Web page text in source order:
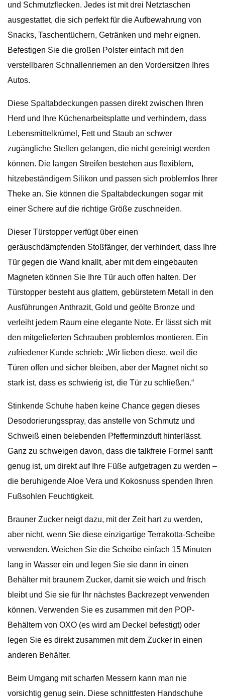
und Schmutzflecken. Jedes ist mit drei Netztaschen
ausgestattet, die sich perfekt für die Aufbewahrung von
Snacks, Taschentüchern, Getränken und mehr eignen.
Befestigen Sie die großen Polster einfach mit den
verstellbaren Schnallenriemen an den Vordersitzen Ihres
Autos.
Diese Spaltabdeckungen passen direkt zwischen Ihren
Herd und Ihre Küchenarbeitsplatte und verhindern, dass
Lebensmittelkrümel, Fett und Staub an schwer
zugängliche Stellen gelangen, die nicht gereinigt werden
können. Die langen Streifen bestehen aus flexiblem,
hitzebeständigem Silikon und passen sich problemlos Ihrer
Theke an. Sie können die Spaltabdeckungen sogar mit
einer Schere auf die richtige Größe zuschneiden.
Dieser Türstopper verfügt über einen
geräuschdämpfenden Stoßfänger, der verhindert, dass Ihre
Tür gegen die Wand knallt, aber mit dem eingebauten
Magneten können Sie Ihre Tür auch offen halten. Der
Türstopper besteht aus glattem, gebürstetem Metall in den
Ausführungen Anthrazit, Gold und geölte Bronze und
verleiht jedem Raum eine elegante Note. Er lässt sich mit
den mitgelieferten Schrauben problemlos montieren. Ein
zufriedener Kunde schrieb: „Wir lieben diese, weil die
Türen offen und sicher bleiben, aber der Magnet nicht so
stark ist, dass es schwierig ist, die Tür zu schließen.“
Stinkende Schuhe haben keine Chance gegen dieses
Desodorierungsspray, das anstelle von Schmutz und
Schweiß einen belebenden Pfefferminzduft hinterlässt.
Ganz zu schweigen davon, dass die talkfreie Formel sanft
genug ist, um direkt auf Ihre Füße aufgetragen zu werden –
die beruhigende Aloe Vera und Kokosnuss spenden Ihren
Fußsohlen Feuchtigkeit.
Brauner Zucker neigt dazu, mit der Zeit hart zu werden,
aber nicht, wenn Sie diese einzigartige Terrakotta-Scheibe
verwenden. Weichen Sie die Scheibe einfach 15 Minuten
lang in Wasser ein und legen Sie sie dann in einen
Behälter mit braunem Zucker, damit sie weich und frisch
bleibt und Sie sie für Ihr nächstes Backrezept verwenden
können. Verwenden Sie es zusammen mit den POP-
Behältern von OXO (es wird am Deckel befestigt) oder
legen Sie es direkt zusammen mit dem Zucker in einen
anderen Behälter.
Beim Umgang mit scharfen Messern kann man nie
vorsichtig genug sein. Diese schnittfesten Handschuhe